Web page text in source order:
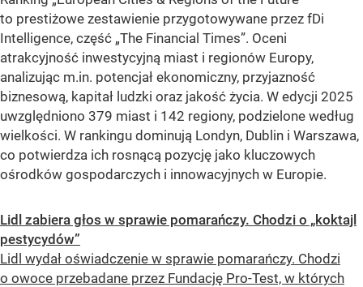
to prestiżowe zestawienie przygotowywane przez fDi
Intelligence, część „The Financial Times”. Oceni
atrakcyjność inwestycyjną miast i regionów Europy,
analizując m.in. potencjał ekonomiczny, przyjazność
biznesową, kapitał ludzki oraz jakość życia. W edycji 2025
uwzględniono 379 miast i 142 regiony, podzielone według
wielkości. W rankingu dominują Londyn, Dublin i Warszawa,
co potwierdza ich rosnącą pozycję jako kluczowych
ośrodków gospodarczych i innowacyjnych w Europie.
Lidl zabiera głos w sprawie pomarańczy. Chodzi o „koktajl
pestycydów”
Lidl wydał oświadczenie w sprawie pomarańczy. Chodzi
o owoce przebadane przez Fundację Pro-Test, w których